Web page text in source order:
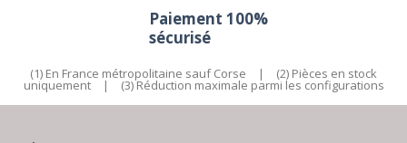
Paiement 100%
sécurisé
(1) En France métropolitaine sauf Corse | (2) Pièces en stock
uniquement | (3) Réduction maximale parmi les configurations